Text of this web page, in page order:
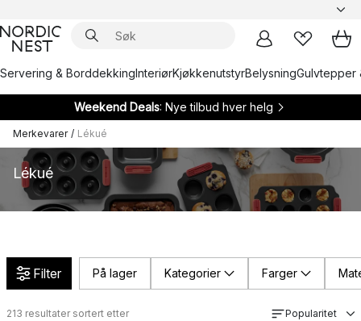
Servering & BorddekkingInteriørKjøkkenutstyrBelysningGulvtepper
Weekend Deals: Nye tilbud hver helg
Merkevarer / Lékué
Lékué
Filter På lager Kategorier Farger
213 resultater sortert etter Popularitet